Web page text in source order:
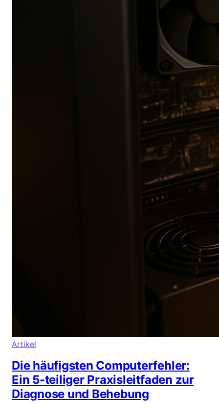
Artikel
Die häufigsten Computerfehler:
Ein 5-teiliger Praxisleitfaden zur
Diagnose und Behebung